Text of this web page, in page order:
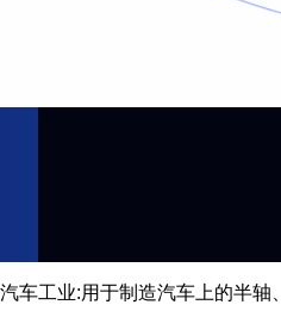
汽车工业:用于制造汽车上的半轴